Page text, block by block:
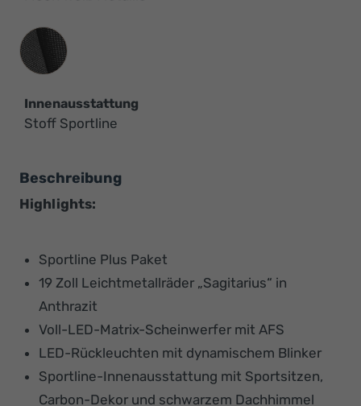
Innenausstattung
Innenausstattung
Stoff Sportline
Beschreibung
Highlights:
Sportline Plus Paket
19 Zoll Leichtmetallräder „Sagitarius“ in
Anthrazit
Voll-LED-Matrix-Scheinwerfer mit AFS
LED-Rückleuchten mit dynamischem Blinker
Sportline-Innenausstattung mit Sportsitzen,
Carbon-Dekor und schwarzem Dachhimmel